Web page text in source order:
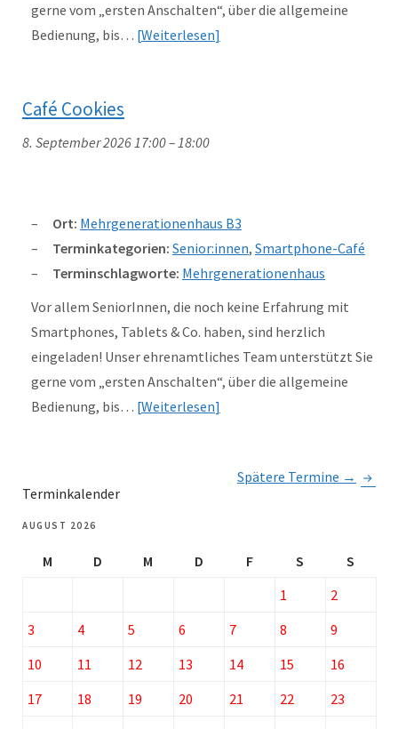
gerne vom „ersten Anschalten“, über die allgemeine
Bedienung, bis… Weiterlesen
Café Cookies
8. September 2026 17:00–18:00
Ort: Mehrgenerationenhaus B3
Terminkategorien: Senior:innen, Smartphone-Café
Terminschlagworte: Mehrgenerationenhaus
Vor allem SeniorInnen, die noch keine Erfahrung mit
Smartphones, Tablets & Co. haben, sind herzlich
eingeladen! Unser ehrenamtliches Team unterstützt Sie
gerne vom „ersten Anschalten“, über die allgemeine
Bedienung, bis… Weiterlesen
Spätere Termine →
Terminkalender
AUGUST 2026
M D M D F S
S
1
2
3
4 5 6 7 8
9
10
11 12 13 14 15
16
17
18 19 20 21 22
23